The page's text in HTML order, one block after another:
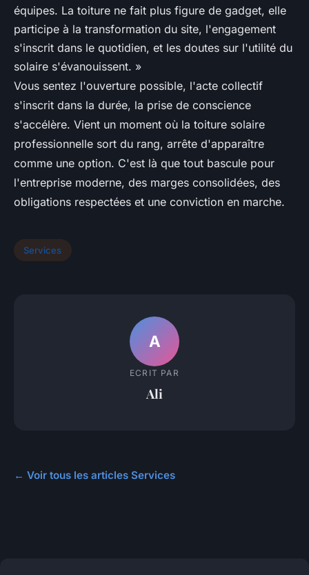
équipes. La toiture ne fait plus figure de gadget, elle
participe à la transformation du site, l'engagement
s'inscrit dans le quotidien, et les doutes sur l'utilité du
solaire s'évanouissent. »
Vous sentez l'ouverture possible, l'acte collectif
s'inscrit dans la durée, la prise de conscience
s'accélère. Vient un moment où la toiture solaire
professionnelle sort du rang, arrête d'apparaître
comme une option. C'est là que tout bascule pour
l'entreprise moderne, des marges consolidées, des
obligations respectées et une conviction en marche.
Services
A
ECRIT PAR
Ali
← Voir tous les articles Services